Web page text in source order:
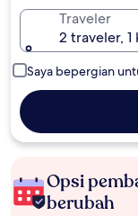
Traveler
2 traveler, 1
Saya bepergian
Opsi
berubah